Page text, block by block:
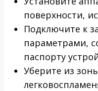
поверхности,
Подключите к
параметрами,
паспорту
Уберите из